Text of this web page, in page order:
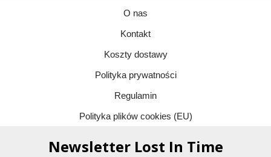
O nas
Kontakt
Koszty dostawy
Polityka prywatności
Regulamin
Polityka plików cookies (EU)
Newsletter Lost In Time